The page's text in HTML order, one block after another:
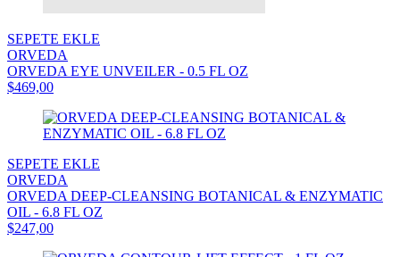
SEPETE EKLE
ORVEDA
ORVEDA EYE UNVEILER - 0.5 FL OZ
$469,00
SEPETE EKLE
ORVEDA
ORVEDA DEEP-CLEANSING BOTANICAL & ENZYMATIC
OIL - 6.8 FL OZ
$247,00